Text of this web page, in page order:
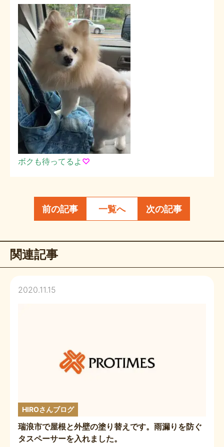
ボクも待ってるよ ♡
前の記事 一覧へ 次の記事
関連記事
2020.11.15
HIROさんブログ
瑞浪市で屋根と外壁の塗り替えです。雨漏りを防ぐ
タスペーサーを入れました。